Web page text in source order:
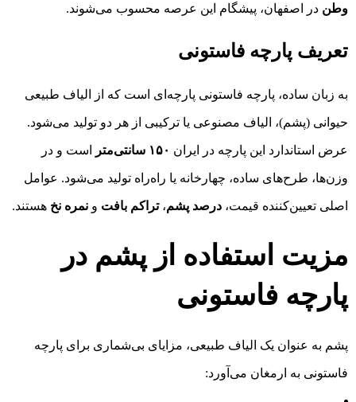
وطن در اصفهان، پیشگام این عرصه محسوب می‌شوند.
تعریف پارچه فاستونی
به زبان ساده، پارچه فاستونی پارچه‌ای است که از الیاف طبیعی
حیوانی (پشم)، الیاف مصنوعی یا ترکیبی از هر دو تولید می‌شود.
عرض استاندارد این پارچه در ایران ۱۵۰ سانتی‌متر است و در
وزن‌ها، طرح‌های ساده، چهارخانه یا راه‌راه تولید می‌شود. عوامل
اصلی تعیین‌کننده قیمت، درصد پشم،تراکم بافت و نمره نخ هستند.
مزیت استفاده از پشم در
پارچه فاستونی
پشم به عنوان یک الیاف طبیعی، مزایای بی‌شماری برای پارچه
فاستونی به ارمغان می‌آورد: